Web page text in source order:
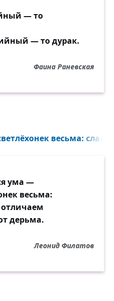
— то
— то дурак.
Фаина Раневская
весьма:
ума —
весьма:
отличаем
дерьма.
Леонид Филатов